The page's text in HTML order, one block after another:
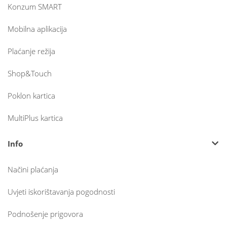
Konzum SMART
Mobilna aplikacija
Plaćanje režija
Shop&Touch
Poklon kartica
MultiPlus kartica
Info
Načini plaćanja
Uvjeti iskorištavanja pogodnosti
Podnošenje prigovora